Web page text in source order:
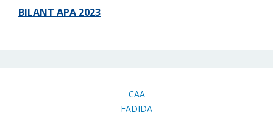
BILANT APA 2023
CAA
FADIDA